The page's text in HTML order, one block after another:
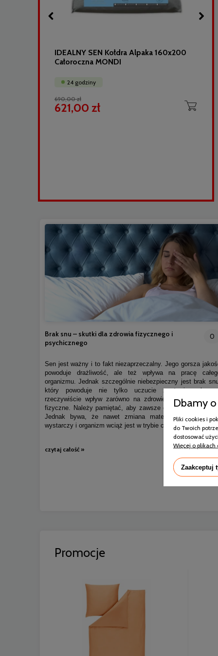
IDEALNY SEN Kołdra Alpaka 160x200
Całoroczna MONDI
24 godziny
690,00 zł
621,00 zł
Brak snu – skutki dla zdrowia fizycznego i
psychicznego
0
Sen jest ważny i to fakt niezaprzeczalny. Jego gorsza
powoduje drażliwość, ale też wpływa na pracę
organizmu. Jednak szczególnie niebezpieczny jest brak
który powoduje nie tylko uczucie znużenia, ale
rzeczywiście wpływ zarówno na zdrowie psychiczne,
fizyczne. Należy pamiętać, aby zawsze dbać o higienę snu.
Jednak bywa, że nawet zmiana materaca na nowy
wystarczy i organizm wciąż jest w trybie czujności.
czytaj całość »
Promocje
Dbamy
Pliki cookies i
do Twoich
dostosować
Więcej o plikach
Zaakceptuj